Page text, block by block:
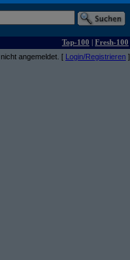
Top-100 | Fresh-100
angemeldet. [ Login/Registrieren ]